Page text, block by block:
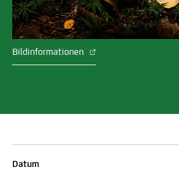
Bildinformationen
Datum